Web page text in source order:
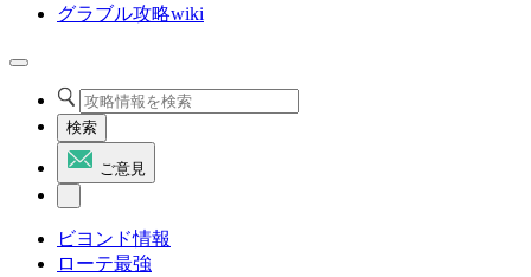
グラブル攻略wiki
検索
ご意見
ビヨンド情報
ローテ最強